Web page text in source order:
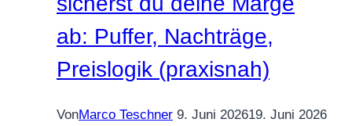
ab: Puffer, Nachträge,
Preislogik (praxisnah)
VonMarco Teschner 9. Juni 202619. Juni 2026